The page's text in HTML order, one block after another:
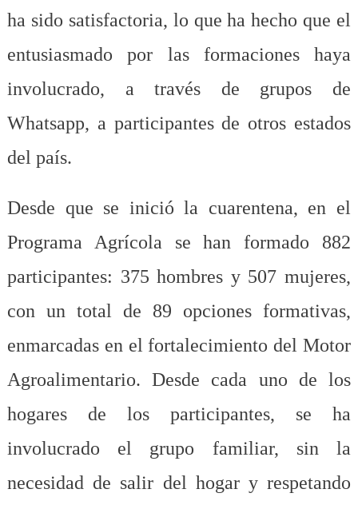
ha sido satisfactoria, lo que ha hecho que el
entusiasmado por las formaciones haya
involucrado, a través de grupos de
Whatsapp, a participantes de otros estados
del país.
Desde que se inició la cuarentena, en el
Programa Agrícola se han formado 882
participantes: 375 hombres y 507 mujeres,
con un total de 89 opciones formativas,
enmarcadas en el fortalecimiento del Motor
Agroalimentario. Desde cada uno de los
hogares de los participantes, se ha
involucrado el grupo familiar, sin la
necesidad de salir del hogar y respetando